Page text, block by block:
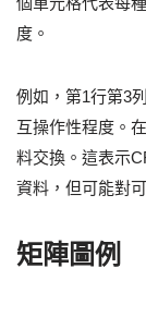
度。
例如，第1行第3
互操作性程度。
料交換。這表示
資料，但可能對
矩陣圖例